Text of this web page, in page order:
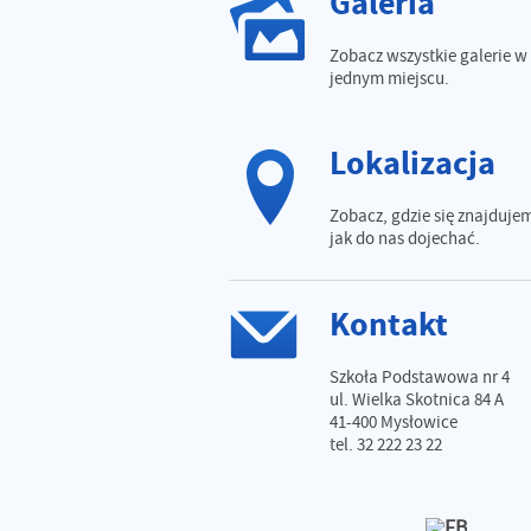
Zobacz wszystkie galerie w
jednym miejscu.
Lokalizacja
Zobacz, gdzie się
jak do nas dojechać.
Kontakt
Szkoła Podstawowa nr 4
ul. Wielka Skotnica 84 A
41-400 Mysłowice
tel. 32 222 23 22